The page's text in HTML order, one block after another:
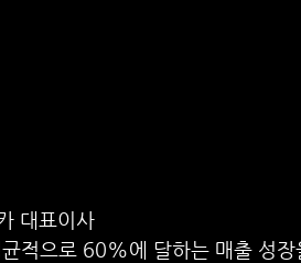
대표이사
적으로 60%에 달하는 매출 성